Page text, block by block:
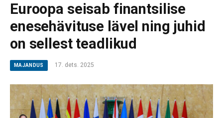
Euroopa seisab finantsilise
enesehävituse lävel ning juhid
on sellest teadlikud
MAJANDUS 17. dets. 2025